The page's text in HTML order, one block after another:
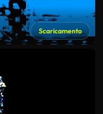
Scaricamento